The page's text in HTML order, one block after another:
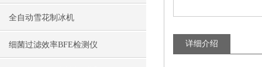
全自动雪花制冰机
细菌过滤效率BFE检测仪 详细介绍